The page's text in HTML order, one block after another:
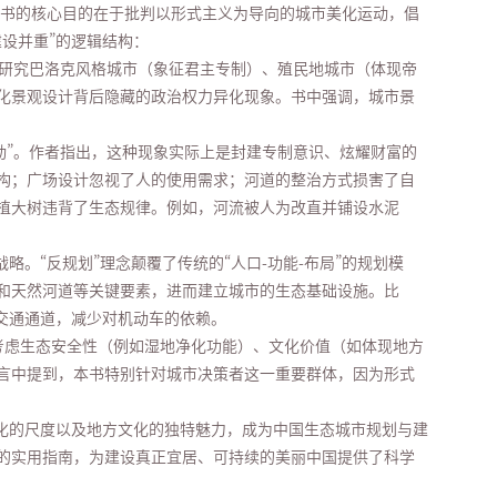
的核心目的在于批判以形式主义为导向的城市美化运动，倡
并重”的逻辑结构：
究巴洛克风格城市（象征君主专制）、殖民地城市（体现帝
观设计背后隐藏的政治权力异化现象。书中强调，城市景
。作者指出，这种现象实际上是封建专制意识、炫耀财富的
广场设计忽视了人的使用需求；河道的整治方式损害了自
树违背了生态规律。例如，河流被人为改直并铺设水泥
。“反规划”理念颠覆了传统的“人口-功能-布局”的规划模
然河道等关键要素，进而建立城市的生态基础设施。比
通道，减少对机动车的依赖。
生态安全性（例如湿地净化功能）、文化价值（如体现地方
提到，本书特别针对城市决策者这一重要群体，因为形式
尺度以及地方文化的独特魅力，成为中国生态城市规划与建
用指南，为建设真正宜居、可持续的美丽中国提供了科学